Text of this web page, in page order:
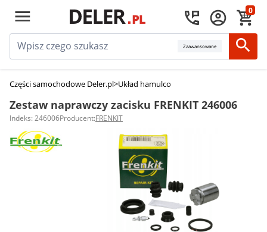
0
Zaawansowane
Części samochodowe Deler.pl>Układ hamulcowy
Zestaw naprawczy zacisku FRENKIT 246006
Indeks: 246006Producent:FRENKIT